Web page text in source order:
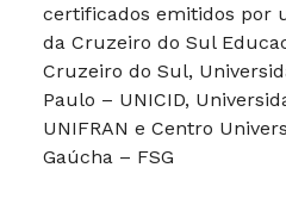
certificados emitidos por
da Cruzeiro do Sul
Cruzeiro do Sul,
Paulo – UNICID,
UNIFRAN e Centro
Gaúcha – FSG